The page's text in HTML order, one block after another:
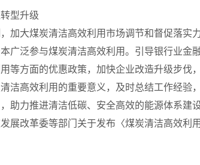
型升级
加大煤炭清洁高效利用市场调节和督促落
广泛参与煤炭清洁高效利用。引导银行业
等方面的优惠政策，加快企业改造升级步伐
洁高效利用的重要意义，及时总结工作经
助力推进清洁低碳、安全高效的能源体系建设
展改革委等部门关于发布〈煤炭清洁高效